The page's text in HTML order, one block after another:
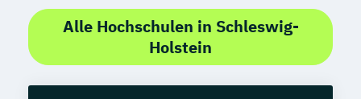
Alle Hochschulen in Schleswig-
Holstein